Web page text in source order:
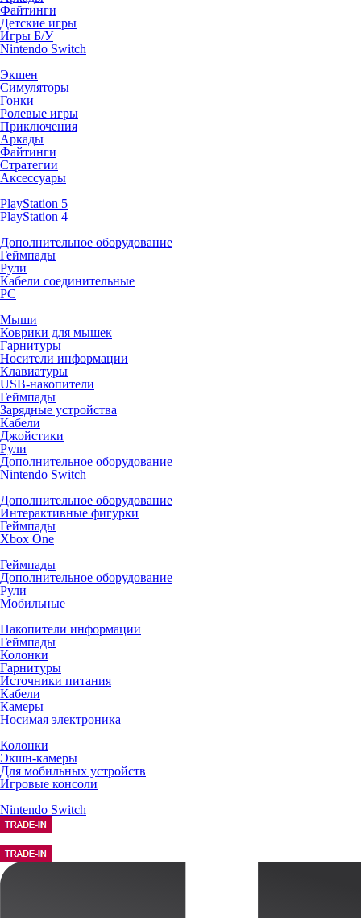
Файтинги
Детские игры
Игры Б/У
Nintendo Switch
Экшен
Симуляторы
Гонки
Ролевые игры
Приключения
Аркады
Файтинги
Стратегии
Аксессуары
PlayStation 5
PlayStation 4
Дополнительное оборудование
Геймпады
Рули
Кабели соединительные
PC
Мыши
Коврики для мышек
Гарнитуры
Носители информации
Клавиатуры
USB-накопители
Геймпады
Зарядные устройства
Кабели
Джойстики
Рули
Дополнительное оборудование
Nintendo Switch
Дополнительное оборудование
Интерактивные фигурки
Геймпады
Xbox One
Геймпады
Дополнительное оборудование
Рули
Мобильные
Накопители информации
Геймпады
Колонки
Гарнитуры
Источники питания
Кабели
Камеры
Носимая электроника
Колонки
Экшн-камеры
Для мобильных устройств
Игровые консоли
Nintendo Switch